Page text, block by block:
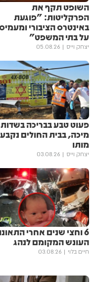
השופט תקף את
הפרקליטות: "פוגעת
באינטרס הציבורי
על בתי המשפט"
יצחק וייס 05.08.26
פעוט טבע בבריכה בשדות
מיכה, בבית החולים נקבע
מותו
יצחק וייס 03.08.26
6 וחצי שנים אחרי
העונש המקומם לנהג
חיים בלוי 03.08.26